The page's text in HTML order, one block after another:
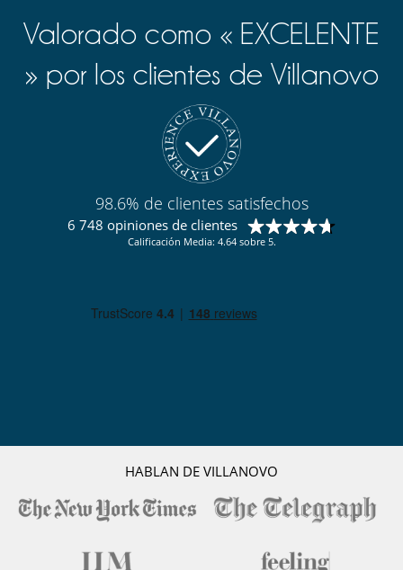
Valorado como « EXCELENTE
» por los clientes de Villanovo
98.6% de clientes satisfechos
6 748 opiniones de clientes
Calificación Media: 4.64 sobre 5.
HABLAN DE VILLANOVO